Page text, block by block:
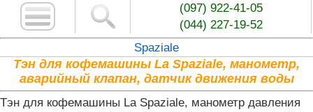
(097) 922-41-05
(044) 227-19-52
Spaziale
Тэн для кофемашины La Spaziale, манометр,
аварийный клапан, датчик движения воды
Тэн для кофемашины La Spaziale, манометр давления